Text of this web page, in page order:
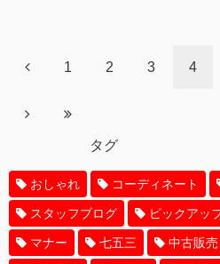
1 2 3 4
タグ
おしゃれ コーディネート
スタッフブログ ピックアッ
マナー 七五三 中古販売